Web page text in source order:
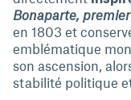
Bonaparte,
en 1803 et
emblématique
son ascension,
stabilité politique